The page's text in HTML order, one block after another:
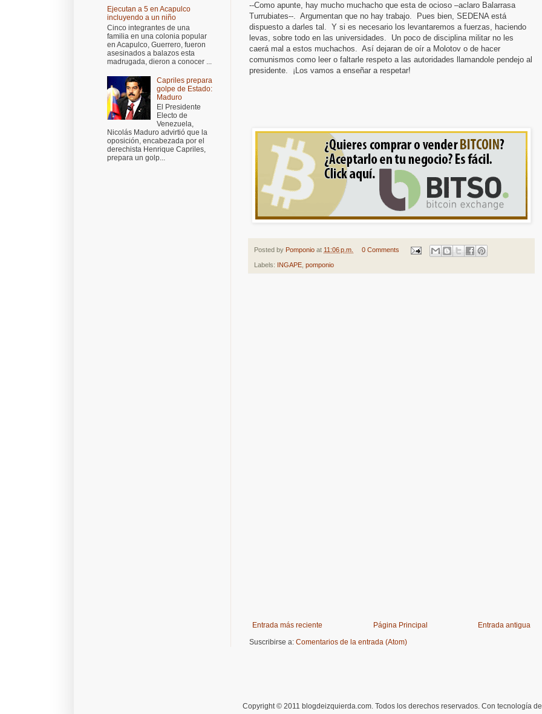
--Como apunte, hay mucho muchacho que esta de ocioso –aclaro Balarrasa
Turrubiates--. Argumentan que no hay trabajo.
Pues bien, SEDENA está
dispuesto a darles tal. Y si es necesario los levantaremos a fuerzas, haciendo
levas, sobre todo en las universidades.
Un poco de disciplina militar no les
caerá mal a estos muchachos. Así dejaran de oír a Molotov o de hacer
comunismos como leer o faltarle respeto a las autoridades llamandole pendejo al
presidente.
¡Los vamos a enseñar a respetar!
Posted by Pomponio at 11:06 p.m. 0 Comments
Labels: INGAPE pomponio
Entrada más reciente Entrada antigua
Página Principal
Suscribirse a: Comentarios de la entrada (Atom)
Ejecutan a 5 en Acapulco
incluyendo a un niño
Cinco integrantes de una
familia en una colonia popular
en Acapulco, Guerrero, fueron
asesinados a balazos esta
madrugada, dieron a conocer ...
Capriles prepara
golpe de Estado:
Maduro
El Presidente
Electo de
Venezuela,
Nicolás Maduro advirtió que la
oposición, encabezada por el
derechista Henrique Capriles,
prepara un golp...
Copyright © 2011 blogdeizquierda.com. Todos los derechos reservados. Con tecnología de